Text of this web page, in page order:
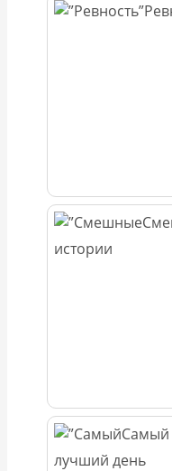
истории
Самый
лучший день